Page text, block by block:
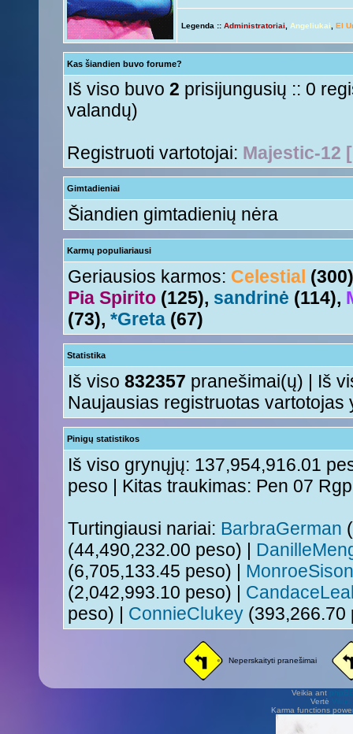
Nesquik« Ant 01 Rgs, 2015 6:12 pm »ačiū ačiū ir jus
Anny!« Ant 01 Rgs, 2015 11:50 am »Ir tave
Tori« Ant 01 Rgs, 2015 11:17 am »Su naujais mokslo metais
aha
Legenda :: Administratoriai Angeliukai El
Kas šiandien buvo forume?
Iš viso buvo 2 prisijungusių :: 0
valandų)
Registruoti vartotojai: Majestic-12
Gimtadieniai
Šiandien gimtadienių nėra
Karmų populiariausi
Geriausios karmos: Celestial
Pia Spirito (125), sandrinė (114),
(73), *Greta (67)
Statistika
Iš viso 832357 pranešimai(ų) | Iš
Naujausias registruotas vartotojas
Pinigų statistikos
Iš viso grynųjų: 137,954,916.01
peso | Kitas traukimas: Pen 07
Turtingiausi nariai: BarbraGerman
(44,490,232.00 peso) |
(6,705,133.45 peso) | MonroeSison
(2,042,993.10 peso) |
peso) | ConnieClukey
Neperskaityti pranešimai
Veikia ant
Vertė Vilius
Karma functions